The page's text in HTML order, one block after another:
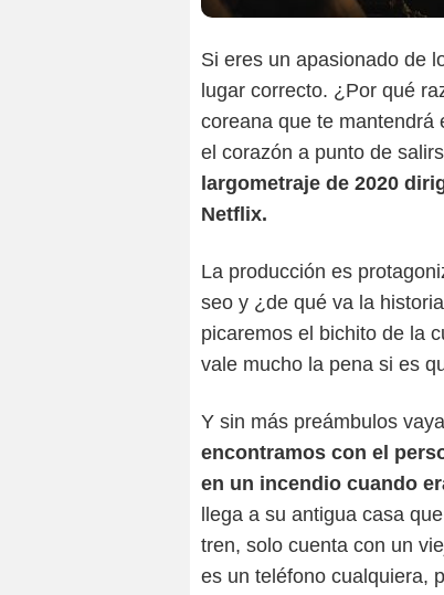
Si eres un apasionado de
lugar correcto. ¿Por qué
coreana que te mantendrá
el corazón a punto de
largometraje de 2020
Netflix.
La producción es
seo y ¿de qué va la
picaremos el bichito de la
vale mucho la pena si es
Y sin más preámbulos
encontramos con el
en un incendio cuando
llega a su antigua casa
tren, solo cuenta con un
es un teléfono cualquiera,